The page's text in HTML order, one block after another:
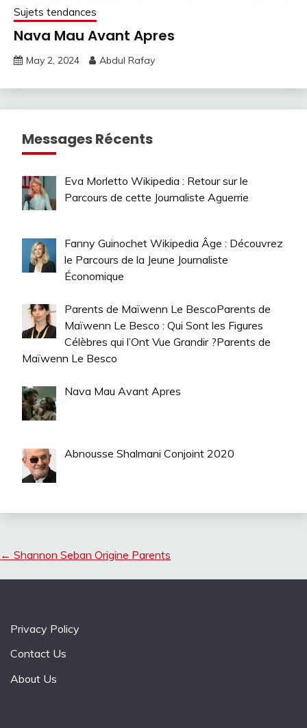
Sujets tendances
Nava Mau Avant Apres
May 2, 2024 Abdul Rafay
Messages Récents
Eva Morletto Wikipedia : Retour sur le
Parcours de cette Journaliste Aguerrie
Fanny Guinochet Wikipedia Âge : Découvrez
le Parcours de la Jeune Journaliste
Économique
Parents de Maïwenn Le BescoParents de
Maïwenn Le Besco : Qui Sont les Figures
Célèbres qui l’Ont Vue Grandir ?Parents de
Maïwenn Le Besco
Nava Mau Avant Apres
Abnousse Shalmani Conjoint 2020
← Shannon Seban Origine Parents
Privacy Policy
Contact Us
About Us